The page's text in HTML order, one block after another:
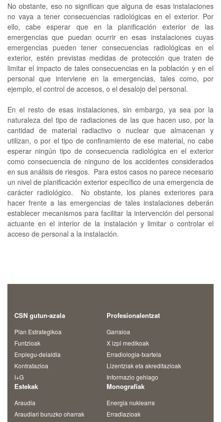
No obstante, eso no significan que alguna de esas instalaciones
no vaya a tener consecuencias radiológicas en el exterior. Por
ello, cabe esperar que en la planificación exterior de las
emergencias que puedan ocurrir en esas instalaciones cuyas
emergencias pueden tener consecuencias radiológicas en el
exterior, estén previstas medidas de protección que traten de
limitar el impacto de tales consecuencias en la población y en el
personal que interviene en la emergencias, tales como, por
ejemplo, el control de accesos, o el desalojo del personal.
En el resto de esas instalaciones, sin embargo, ya sea por la
naturaleza del tipo de radiaciones de las que hacen uso, por la
cantidad de material radiactivo o nuclear que almacenan y
utilizan, o por el tipo de confinamiento de ese material, no cabe
esperar ningún tipo de consecuencia radiológica en el exterior
como consecuencia de ninguno de los accidentes considerados
en sus análisis de riesgos. Para estos casos no parece necesario
un nivel de planificación exterior específico de una emergencia de
carácter radiológico. No obstante, los planes exteriores para
hacer frente a las emergencias de tales instalaciones deberán
establecer mecanismos para facilitar la intervención del personal
actuante en el interior de la instalación y limitar o controlar el
acceso de personal a la instalación.
CSN gutun-azala
Plan Estrategikoa
Funtzioak
Enplegu-deialdia
Kontratazioa
I+G
Profesionalentzat
Garraioa
X izpi medikoak
Erradiologia-txartela
Lizentziak eta akreditazioak
Informazio gehiago
Estekak
Araudia
Araudiari buruzko oharrak
Monografiak
Energia nuklearra
Erradiazioak